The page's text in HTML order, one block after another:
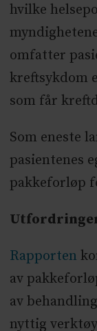
hvilke
omfatter
kreftsykdom
som får
Som eneste
pasientenes
pakkeforløp
Rapporten
av
av
nyttig